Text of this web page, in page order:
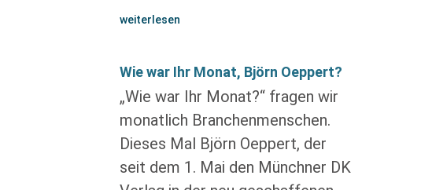
weiterlesen
Wie war Ihr Monat, Björn Oeppert?
„Wie war Ihr Monat?“ fragen wir
monatlich Branchenmenschen.
Dieses Mal Björn Oeppert, der
seit dem 1. Mai den Münchner DK